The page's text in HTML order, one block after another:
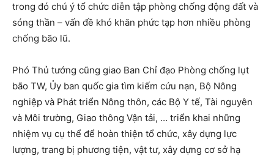
trong đó chú ý tổ chức diễn tập phòng chống động đất và
sóng thần – vấn đề khó khăn phức tạp hơn nhiều phòng
chống bão lũ.
Phó Thủ tướng cũng giao Ban Chỉ đạo Phòng chống lụt
bão TW, Ủy ban quốc gia tìm kiếm cứu nạn, Bộ Nông
nghiệp và Phát triển Nông thôn, các Bộ Y tế, Tài nguyên
và Môi trường, Giao thông Vận tải, … triển khai những
nhiệm vụ cụ thể để hoàn thiện tổ chức, xây dựng lực
lượng, trang bị phương tiện, vật tư, xây dựng cơ sở hạ